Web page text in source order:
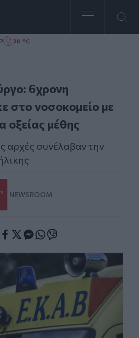
28 °C
6χρονη
στο νοσοκομείο με
μέθης
αρχές συνέλαβαν την
NEWSROOM